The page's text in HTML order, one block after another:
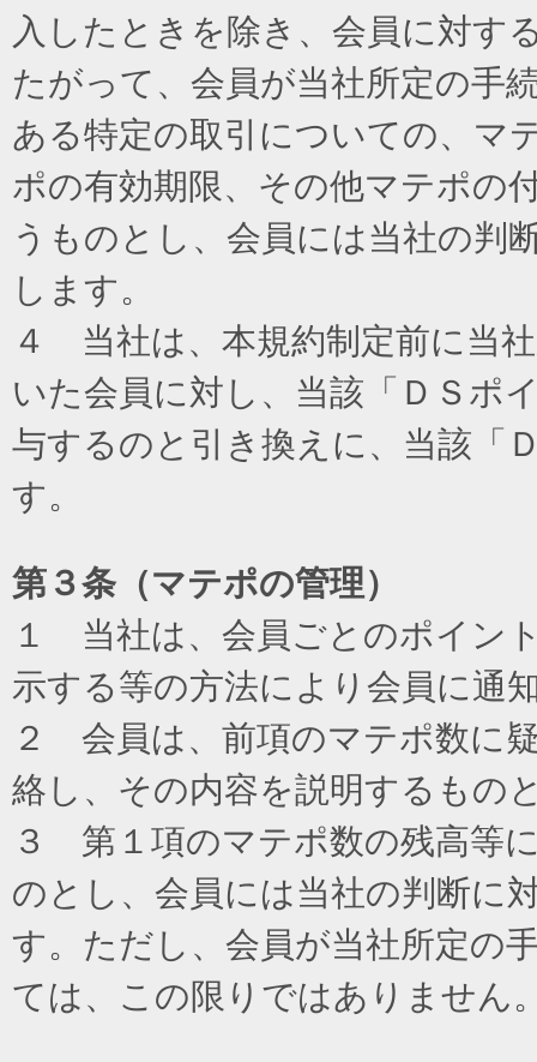
入したときを除き、会員に対す
たがって、会員が当社所定の手
ある特定の取引についての、マ
ポの有効期限、その他マテポの
うものとし、会員には当社の判
します。
４ 当社は、本規約制定前に当
いた会員に対し、当該「ＤＳポ
与するのと引き換えに、当該「
す。
第３条（マテポの管理）
１ 当社は、会員ごとのポイン
示する等の方法により会員に通
２ 会員は、前項のマテポ数に
絡し、その内容を説明するもの
３ 第１項のマテポ数の残高等
のとし、会員には当社の判断に
す。ただし、会員が当社所定の
ては、この限りではありません